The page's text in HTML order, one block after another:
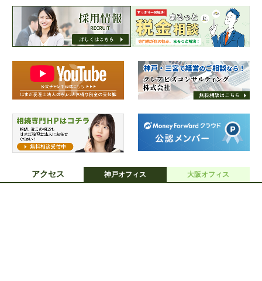
アクセス 神戸オフィス 大阪オフィス